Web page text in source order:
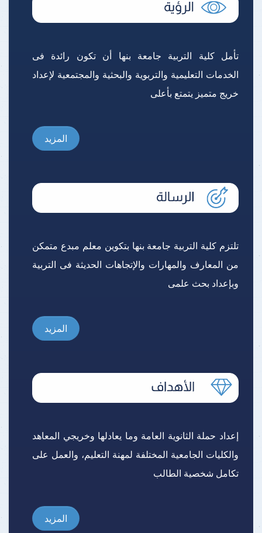
تأمل كلية التربية جامعة بنها أن تكون رائدة فى
الخدمات التعليمية والتربوية والبحثية والمجتمعية لإعداد
خريج متميز يتمتع بأعلى
المزيد
تلتزم كلية التربية جامعة بنها بتكوين معلم مبدع متمكن
من المعارف والمهارات والإتجاهات الحديثة فى التربية
وبإعداد بحث علمى
المزيد
إعداد حملة الثانوية العامة وما يعادلها وخريجي المعاهد
والكليات الجامعية المختلفة لمهنة التعليم، والعمل على
تكامل شخصية الطالب
المزيد